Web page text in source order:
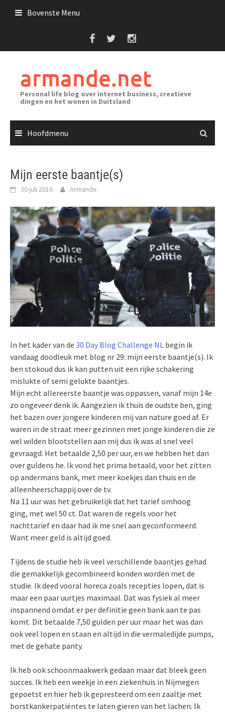
Bovenste Menu
armande.net
Personal life blog over internet business, creatieve
dingen en het wonen in Duitsland
Hoofdmenu
Mijn eerste baantje(s)
30 juli 2016 Armande
In het kader van de 30 Day Blog Challenge NL begin ik
vandaag doodleuk met blog nr 29: mijn eerste baantje(s). Ik
ben stokoud dus ik kan putten uit een rijke schakering
mislukte of semi gelukte baantjes.
Mijn echt allereerste baantje was oppassen, vanaf mijn 14e
zo ongeveer denk ik. Aangezien ik thuis de oudste ben, ging
het bazen over jongere kinderen mij van nature goed af. Er
waren in de straat meer gezinnen met jonge kinderen die ze
wel wilden blootstellen aan mij dus ik was al snel veel
gevraagd. Het betaalde 2,50 per uur, en we hebben het dan
over guldens he. Ik vond het prima betaald, voor het zitten
op andermans bank, met meer koekjes dan thuis en de
alleenheerschappij over de tv.
Na 11 uur was het gebruikelijk dat het tarief omhoog
ging, met wel 50 ct. Dat waren de regels voor het
nachttarief en daar had ik me snel aan geconformeerd.
Want meer geld is altijd goed.
Tijdens de studie heb ik veel verschillende baantjes gehad
die gemakkelijk gecombineerd konden worden met de
studie. Ik deed vooral horeca zoals recepties lopen, dat is
maar een paar uurtjes maximaal. Dat was fysiek al meer
inspannend omdat er per definitie geen bank aan te pas
komt. Dit betaalde 7,50 gulden per uur maar het was dan
ook veel lopen en staan en altijd in die vermaledijde pumps,
met de gehate panty.
Ik heb ook schoonmaakwerk gedaan maar dat bleek geen
succes. Ik heb een weekje in een ziekenhuis in Nijmegen
gepoetst en hier heb ik gepresteerd om een zaaltje met
borstkankerpatiëntes te laten gieren van het lachen. Ik